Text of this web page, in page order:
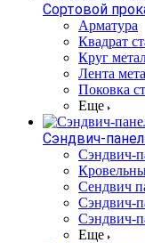
Сортовой
Арматура
Квадрат
Круг
Лента
Поковка
Еще
Сэндвич-
Cэндвич-
Сендвич
Сэндвич-
Сэндвич-
Еще